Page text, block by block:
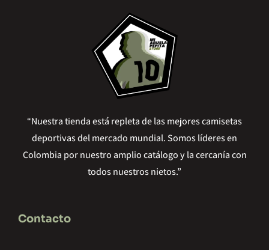
“Nuestra tienda está repleta de las mejores camisetas
deportivas del mercado mundial. Somos líderes en
Colombia por nuestro amplio catálogo y la cercanía con
todos nuestros nietos.”
Contacto